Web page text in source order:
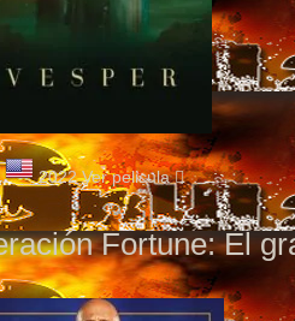
2022 Ver pelicula
Fortune: El